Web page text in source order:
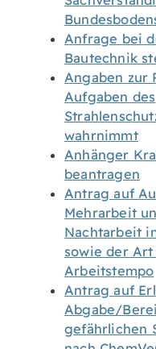
Anfrage bei
Bautechnik
Angaben zur
Aufgaben des
wahrnimmt
Anhänger
beantragen
Antrag auf
Mehrarbeit
Nachtarbeit
sowie der
Arbeitstempo
Antrag auf
Abgabe/
gefährlichen